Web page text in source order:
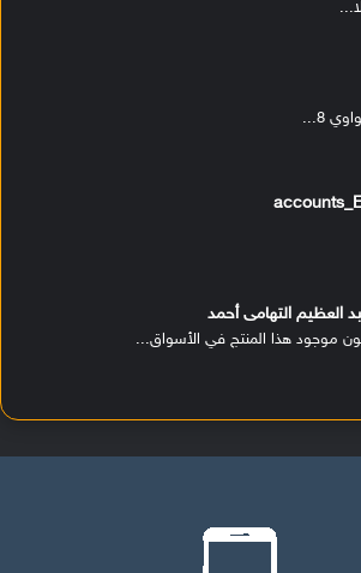
8...
العظيم التهامى أحمد
موجود هذا المنتج في الأسواق...